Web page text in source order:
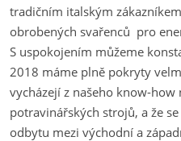
tradičním italským
obrobených svařenců pro
S uspokojením můžeme
2018 máme plně pokryty
vycházejí z našeho know-how
potravinářských strojů, a že
odbytu mezi východní a